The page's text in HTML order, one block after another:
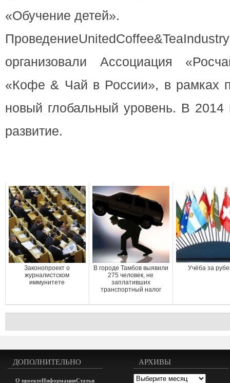
«Обучение детей».
организовали Ассоциация
«Кофе & Чай в России», в рамках
новый глобальный уровень. В 2014
развитие.
Законопроект о
журналистском
иммунитете
В городе Тамбов выявили
275 человек, не
заплативших
транспортный налог
Учёба за
ДОПОЛНИТЕЛЬНО
О проектеИнформацияСтатьи
АРХИВЫ
Архивы